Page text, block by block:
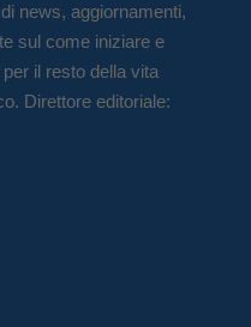
news, aggiornamenti,
sul come iniziare e
il resto della vita
Direttore editoriale: